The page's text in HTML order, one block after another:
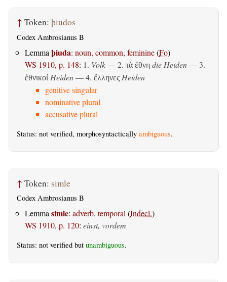
↑ Token: þiudos
Codex Ambrosianus B
Lemma þiuda: noun, common, feminine(Fo)
WS 1910, p. 148: 1. Volk— 2. τὰ ἔθνη die Heiden— 3.
ἐθνικοί Heiden— 4. ἕλληνες Heiden
genitive singular
nominative plural
accusative plural
Status: not verified, morphosyntactically ambiguous.
↑ Token: simle
Codex Ambrosianus B
Lemmasimle: adverb, temporal(Indecl.)
WS 1910, p. 120: einst, vordem
Status: not verified but unambiguous.